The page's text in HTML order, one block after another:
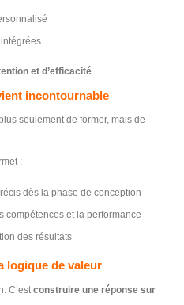
et d’efficacité.
incontournable
seulement de former, mais de
:
dès la phase de conception
compétences et la performance
des résultats
logique de valeur
C’estconstruire une réponse sur